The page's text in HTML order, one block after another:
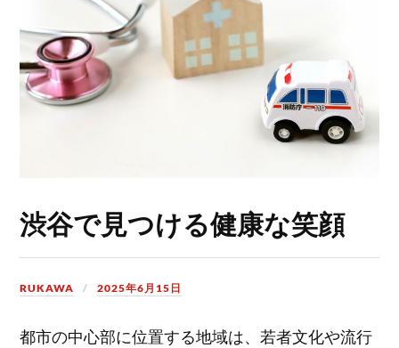
渋谷で見つける健康な笑顔
RUKAWA 2025年6月15日
都市の中心部に位置する地域は、若者文化や流行